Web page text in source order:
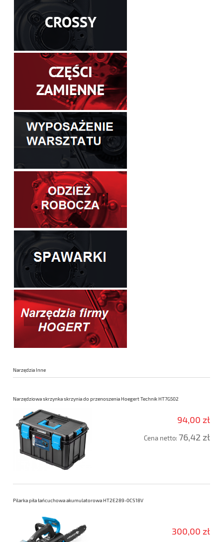
Narzędzia Inne
Narzędziowa skrzynka skrzynia do przenoszenia Hoegert Technik HT7G502
94,00 zł
Cena netto: 76,42 zł
Pilarka piła łańcuchowa akumulatorowa HT2E289-0CS18V
300,00 zł